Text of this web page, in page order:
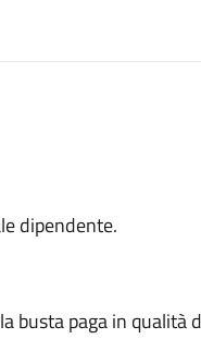
dipendente.
busta paga in